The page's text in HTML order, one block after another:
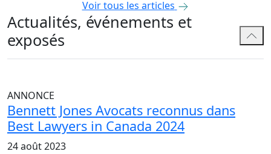
Voir tous les articles
Actualités, événements et
exposés
ANNONCE
Bennett Jones Avocats reconnus dans
Best Lawyers in Canada 2024
24 août 2023